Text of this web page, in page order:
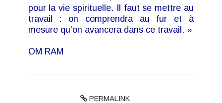
pour la vie spirituelle. Il faut se mettre au
travail : on comprendra au fur et à
mesure qu’on avancera dans ce travail. »
OM RAM
PERMALINK